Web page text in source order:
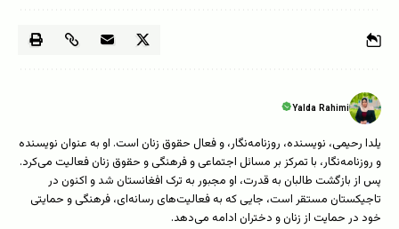
Yalda Rahimi
یلدا رحیمی، نویسنده، روزنامه‌نگار، و فعال حقوق زنان است. او به عنوان نویسنده
و روزنامه‌نگار، با تمرکز بر مسائل اجتماعی و فرهنگی و حقوق زنان فعالیت می‌کرد.
پس از بازگشت طالبان به قدرت، او مجبور به ترک افغانستان شد و اکنون در
تاجیکستان مستقر است، جایی که به فعالیت‌های رسانه‌ای، فرهنگی و حمایتی
خود در حمایت از زنان و دختران ادامه می‌دهد.